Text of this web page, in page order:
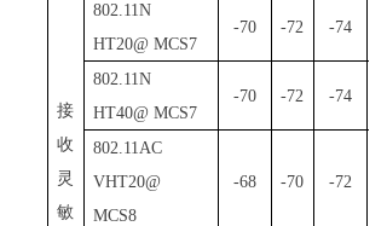
接
收
灵
敏
802.11N
HT20@ MCS7
-70 -72 -74
802.11N
HT40@ MCS7
-70 -72 -74
802.11AC
VHT20@
MCS8
-68 -70 -72